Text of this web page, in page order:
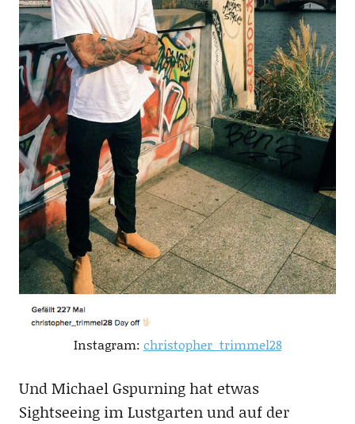
Instagram: christopher_trimmel28
Und Michael Gspurning hat etwas
Sightseeing im Lustgarten und auf der